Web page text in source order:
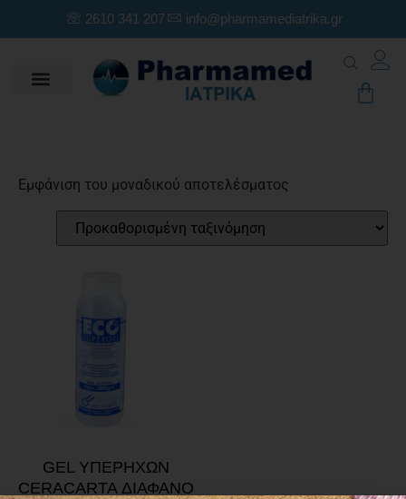
2610 341 207 info@pharmamediatrika.gr
Εμφάνιση του μοναδικού αποτελέσματος
GEL ΥΠΕΡΗΧΩΝ
CERACARTA ΔΙΑΦΑΝΟ